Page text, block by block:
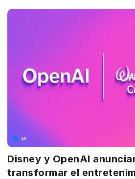
IA
Disney y OpenAI
transformar el